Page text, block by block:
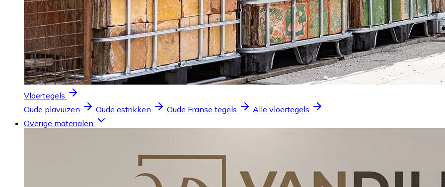
Vloertegels
Oude plavuizen
Oude estrikken Oude Franse tegels
Alle vloertegels
Overige materialen